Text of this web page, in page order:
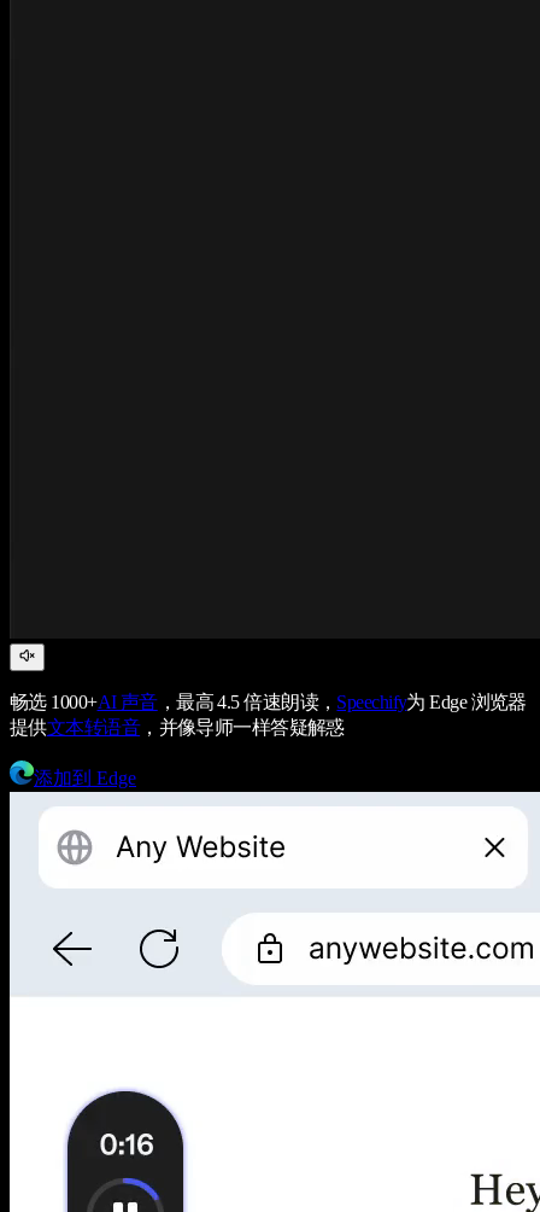
畅选 1000+AI 声音，最高 4.5 倍速朗读， Speechify为 Edge 浏览器
提供文本转语音，并像导师一样答疑解惑
添加到 Edge